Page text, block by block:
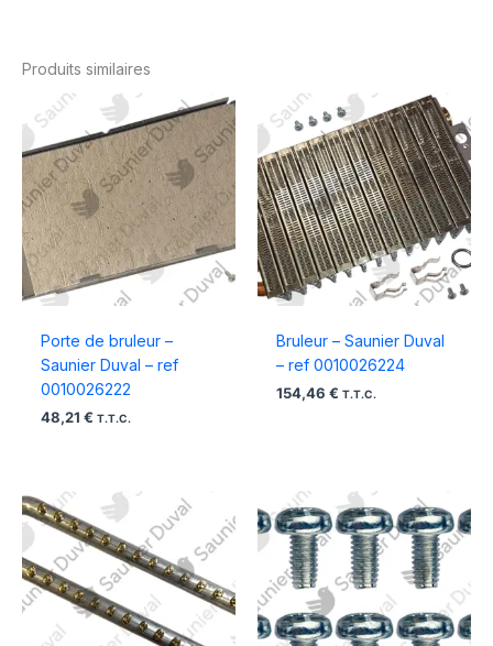
Produits similaires
Porte de bruleur –
Saunier Duval – ref
0010026222
48,21 € T.T.C.
Bruleur – Saunier Duval
– ref 0010026224
154,46 € T.T.C.